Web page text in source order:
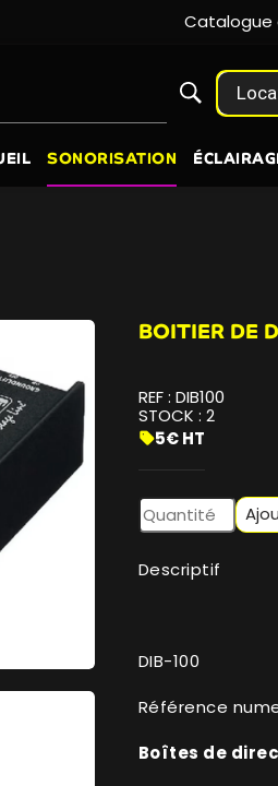
SONORISATION
BOITIER DE
sell5€ HT
REF : DIB100
STOCK : 2
Descriptif
DIB-100
Référence
Boîtes de